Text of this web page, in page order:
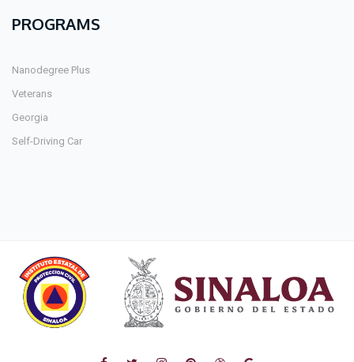
PROGRAMS
Nanodegree Plus
Veterans
Georgia
Self-Driving Car